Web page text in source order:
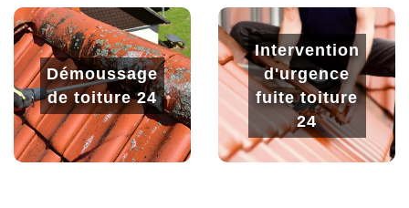
Démoussage
de toiture 24
Intervention
d'urgence
fuite toiture
24